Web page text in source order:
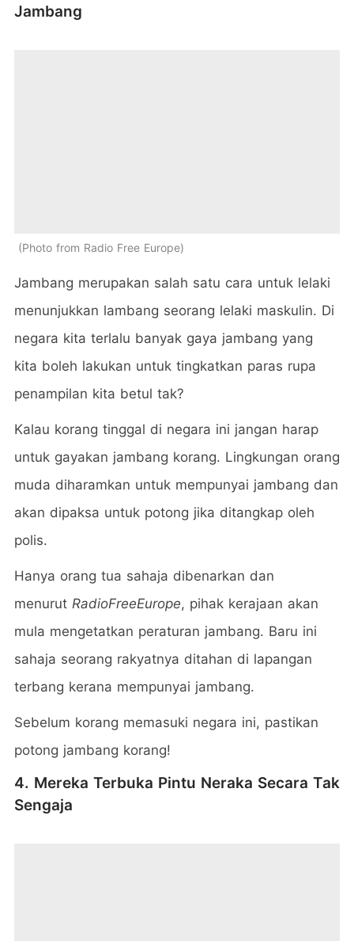
Jambang
Photo from Radio Free Europe
Jambang merupakan salah satu cara untuk lelaki
menunjukkan lambang seorang lelaki maskulin. Di
negara kita terlalu banyak gaya jambang yang
kita boleh lakukan untuk tingkatkan paras rupa
penampilan kita betul tak?
Kalau korang tinggal di negara ini jangan harap
untuk gayakan jambang korang. Lingkungan orang
muda diharamkan untuk mempunyai jambang dan
akan dipaksa untuk potong jika ditangkap oleh
polis.
Hanya orang tua sahaja dibenarkan dan
menurut RadioFreeEurope, pihak kerajaan akan
mula mengetatkan peraturan jambang. Baru ini
sahaja seorang rakyatnya ditahan di lapangan
terbang kerana mempunyai jambang.
Sebelum korang memasuki negara ini, pastikan
potong jambang korang!
4. Mereka Terbuka Pintu Neraka Secara Tak
Sengaja